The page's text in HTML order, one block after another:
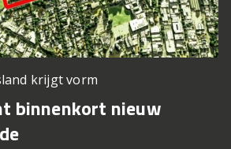
krijgt vorm
binnenkort nieuw